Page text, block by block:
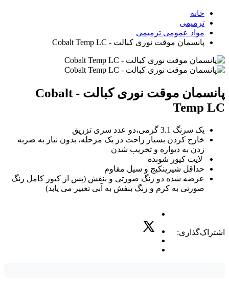
خانه
ترمیمی
مواد عمومی ترمیمی
پانسمان موقت نوری کبالت - Cobalt Temp LC
پانسمان موقت نوری کبالت - Cobalt
Temp LC
یک سرنگ 3.1 گرمی،دو عدد سری تزریق
خارج کردن بسیار راحت در یک مرحله، بدون نیاز به ضربه
زدن به دیواره و تخریب شدن
لایت کیور شونده
حداقل شیرینکیج و سیل مقاوم
عرضه شده دو رنگ صورتی و بنفش (پس از کیور کامل رنگ
صورتی به کرم و رنگ بنفش به آبی تغییر می یابد)
اشتراک‌گذاری: